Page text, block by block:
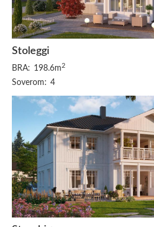
Stoleggi
BRA: 198.6m 2
Soverom: 4